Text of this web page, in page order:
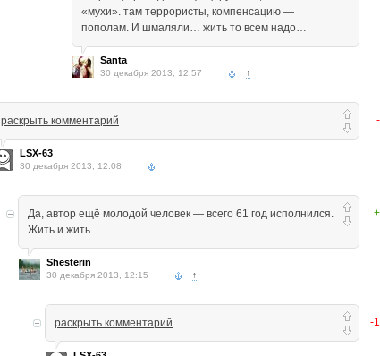
«мухи». там террористы, компенсацию —
пополам. И шмаляли… жить то всем надо…
Santa
30 декабря 2013, 12:57 ↑
раскрыть комментарий
LSX-63
30 декабря 2013, 12:08
Да, автор ещё молодой человек — всего 61 год исполнился.
Жить и жить…
Shesterin
30 декабря 2013, 12:15 ↑
-
раскрыть комментарий